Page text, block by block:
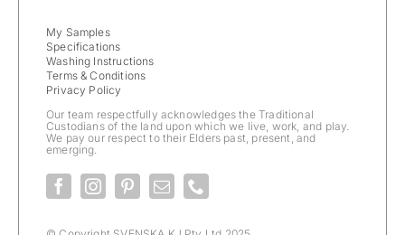
My Samples
Specifications
Washing Instructions
Terms & Conditions
Privacy Policy
Our team respectfully acknowledges the Traditional
Custodians of the land upon which we live, work, and play.
We pay our respect to their Elders past, present, and
emerging.